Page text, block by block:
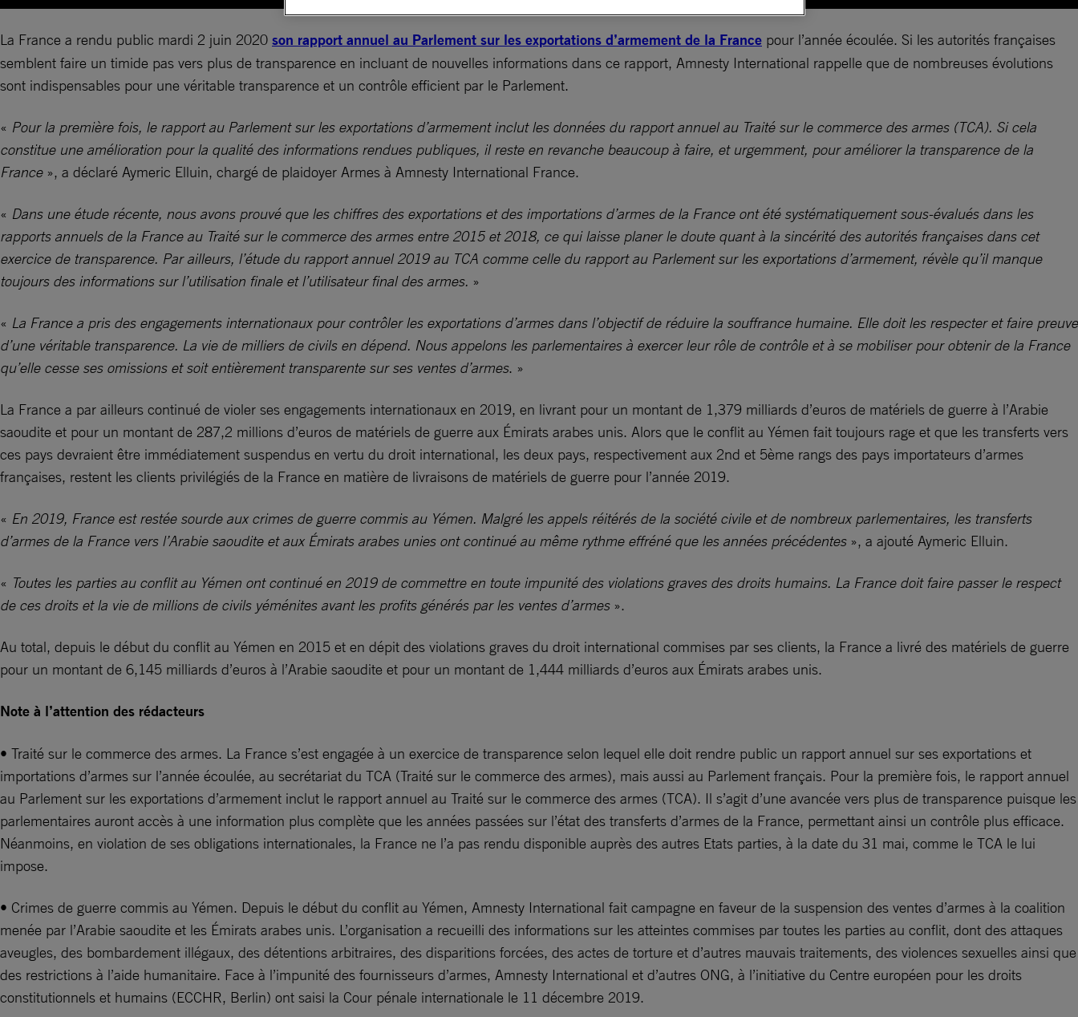
La France a rendu public mardi 2 juin 2020 son rapport annuel au Parlement sur les exportations d’armement de la France pour l’année écoulée. Si les autorités françaises
semblent faire un timide pas vers plus de transparence en incluant de nouvelles informations dans ce rapport, Amnesty International rappelle que de nombreuses évolutions
sont indispensables pour une véritable transparence et un contrôle efficient par le Parlement.
« Pour la première fois, le rapport au Parlement sur les exportations d’armement inclut les données du rapport annuel au Traité sur le commerce des armes (TCA). Si cela
constitue une amélioration pour la qualité des informations rendues publiques, il reste en revanche beaucoup à faire, et urgemment, pour améliorer la transparence de la
France », a déclaré Aymeric Elluin, chargé de plaidoyer Armes à Amnesty International France.
« Dans une étude récente, nous avons prouvé que les chiffres des exportations et des importations d’armes de la France ont été systématiquement sous-évalués dans les
rapports annuels de la France au Traité sur le commerce des armes entre 2015 et 2018, ce qui laisse planer le doute quant à la sincérité des autorités françaises dans cet
exercice de transparence. Par ailleurs, l’étude du rapport annuel 2019 au TCA comme celle du rapport au Parlement sur les exportations d’armement, révèle qu’il manque
toujours des informations sur l’utilisation finale et l’utilisateur final des armes. »
« La France a pris des engagements internationaux pour contrôler les exportations d’armes dans l’objectif de réduire la souffrance humaine. Elle doit les respecter et faire preuve
d’une véritable transparence. La vie de milliers de civils en dépend. Nous appelons les parlementaires à exercer leur rôle de contrôle et à se mobiliser pour obtenir de la France
qu’elle cesse ses omissions et soit entièrement transparente sur ses ventes d’armes. »
La France a par ailleurs continué de violer ses engagements internationaux en 2019, en livrant pour un montant de 1,379 milliards d’euros de matériels de guerre à l’Arabie
saoudite et pour un montant de 287,2 millions d’euros de matériels de guerre aux Émirats arabes unis. Alors que le conflit au Yémen fait toujours rage et que les transferts vers
ces pays devraient être immédiatement suspendus en vertu du droit international, les deux pays, respectivement aux 2nd et 5ème rangs des pays importateurs d’armes
françaises, restent les clients privilégiés de la France en matière de livraisons de matériels de guerre pour l’année 2019.
« En 2019, France est restée sourde aux crimes de guerre commis au Yémen. Malgré les appels réitérés de la société civile et de nombreux parlementaires, les transferts
d’armes de la France vers l’Arabie saoudite et aux Émirats arabes unies ont continué au même rythme effréné que les années précédentes», a ajouté Aymeric Elluin.
« Toutes les parties au conflit au Yémen ont continué en 2019 de commettre en toute impunité des violations graves des droits humains. La France doit faire passer le respect
de ces droits et la vie de millions de civils yéménites avant les profits générés par les ventes d’armes».
Au total, depuis le début du conflit au Yémen en 2015 et en dépit des violations graves du droit international commises par ses clients, la France a livré des matériels de guerre
pour un montant de 6,145 milliards d’euros à l’Arabie saoudite et pour un montant de 1,444 milliards d’euros aux Émirats arabes unis.
Note à l’attention des rédacteurs
• Traité sur le commerce des armes. La France s’est engagée à un exercice de transparence selon lequel elle doit rendre public un rapport annuel sur ses exportations et
importations d’armes sur l’année écoulée, au secrétariat du TCA (Traité sur le commerce des armes), mais aussi au Parlement français. Pour la première fois, le rapport annuel
au Parlement sur les exportations d’armement inclut le rapport annuel au Traité sur le commerce des armes (TCA). Il s’agit d’une avancée vers plus de transparence puisque les
parlementaires auront accès à une information plus complète que les années passées sur l’état des transferts d’armes de la France, permettant ainsi un contrôle plus efficace.
Néanmoins, en violation de ses obligations internationales, la France ne l’a pas rendu disponible auprès des autres Etats parties, à la date du 31 mai, comme le TCA le lui
impose.
• Crimes de guerre commis au Yémen. Depuis le début du conflit au Yémen, Amnesty International fait campagne en faveur de la suspension des ventes d’armes à la coalition
menée par l’Arabie saoudite et les Émirats arabes unis. L’organisation a recueilli des informations sur les atteintes commises par toutes les parties au conflit, dont des attaques
aveugles, des bombardement illégaux, des détentions arbitraires, des disparitions forcées, des actes de torture et d’autres mauvais traitements, des violences sexuelles ainsi que
des restrictions à l’aide humanitaire. Face à l’impunité des fournisseurs d’armes, Amnesty International et d’autres ONG, à l’initiative du Centre européen pour les droits
constitutionnels et humains (ECCHR, Berlin) ont saisi la Cour pénale internationale le 11 décembre 2019.